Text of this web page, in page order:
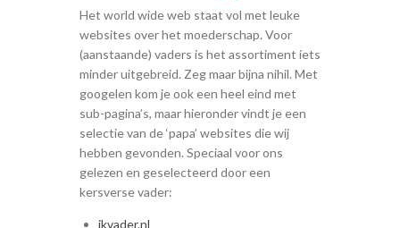
Het world wide web staat vol met leuke
websites over het moederschap. Voor
(aanstaande) vaders is het assortiment íets
minder uitgebreid. Zeg maar bijna nihil. Met
googelen kom je ook een heel eind met
sub-pagina’s, maar hieronder vindt je een
selectie van de ‘papa’ websites die wij
hebben gevonden. Speciaal voor ons
gelezen en geselecteerd door een
kersverse vader:
ikvader.nl